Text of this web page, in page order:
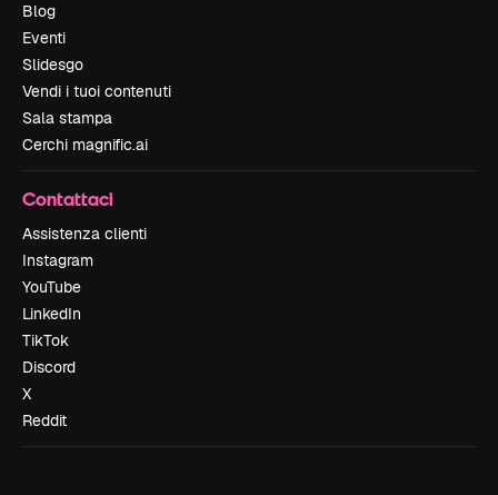
Blog
Eventi
Slidesgo
Vendi i tuoi contenuti
Sala stampa
Cerchi magnific.ai
Contattaci
Assistenza clienti
Instagram
YouTube
LinkedIn
TikTok
Discord
X
Reddit